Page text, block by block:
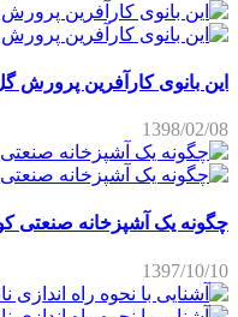
این بانوی کارآفرین پرورش
1398/02/08
چگونه یک آشپزخانه صنعتی
1397/10/10